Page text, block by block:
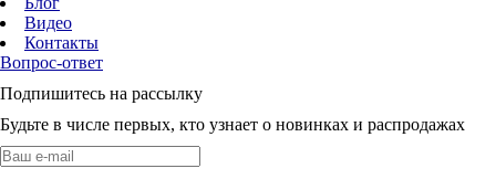
Видео
Контакты
Вопрос-ответ
Подпишитесь на рассылку
Будьте в числе первых, кто узнает о новинках и распродажах